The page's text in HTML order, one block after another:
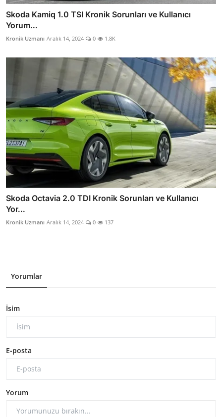
Skoda Kamiq 1.0 TSI Kronik Sorunları ve Kullanıcı
Yorum...
Kronik Uzmanı Aralık 14, 2024 0 1.8K
Skoda Octavia 2.0 TDI Kronik Sorunları ve Kullanıcı
Yor...
Kronik Uzmanı Aralık 14, 2024 0 137
Yorumlar
İsim
E-posta
Yorum